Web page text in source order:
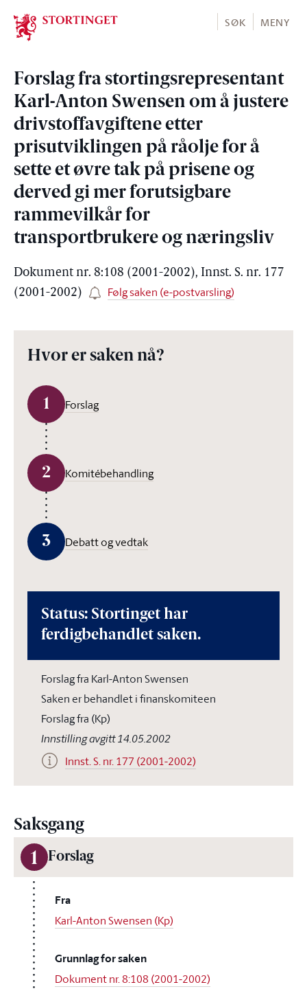
Stortinget.no
SØK MENY
Forslag fra stortingsrepresentant
Karl-Anton Swensen om å justere
drivstoffavgiftene etter
prisutviklingen på råolje for å
sette et øvre tak på prisene og
derved gi mer forutsigbare
rammevilkår for
transportbrukere og næringsliv
Dokument nr. 8:108 (2001-2002), Innst. S. nr. 177
(2001-2002)
Følg saken (e-postvarsling)
Hvor er saken nå?
1 Forslag
2 Komitébehandling
3 Debatt og vedtak
Status: Stortinget har
ferdigbehandlet saken.
Forslag fra Karl-Anton Swensen
Saken er behandlet i finanskomiteen
Forslag fra (Kp)
Innstilling avgitt 14.05.2002
Innst. S. nr. 177 (2001-2002)
Saksgang
1 Forslag
Fra
Karl-Anton Swensen (Kp)
Grunnlag for saken
Dokument nr. 8:108 (2001-2002)